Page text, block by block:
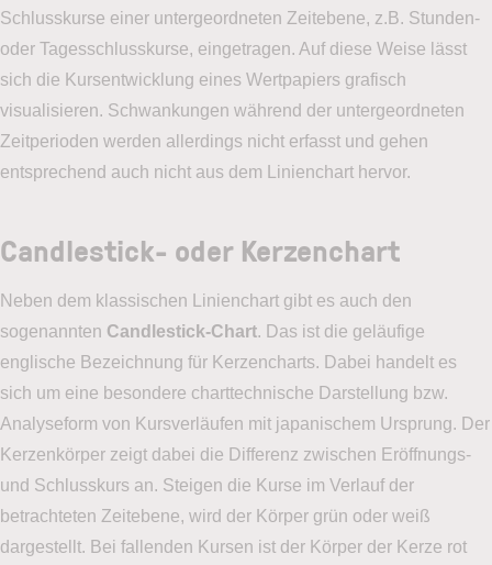
Schlusskurse einer untergeordneten Zeitebene, z.B. Stunden-
oder Tagesschlusskurse, eingetragen. Auf diese Weise lässt
sich die Kursentwicklung eines Wertpapiers grafisch
visualisieren. Schwankungen während der untergeordneten
Zeitperioden werden allerdings nicht erfasst und gehen
entsprechend auch nicht aus dem Linienchart hervor.
Candlestick- oder Kerzenchart
Neben dem klassischen Linienchart gibt es auch den
sogenannten Candlestick-Chart. Das ist die geläufige
englische Bezeichnung für Kerzencharts. Dabei handelt es
sich um eine besondere charttechnische Darstellung bzw.
Analyseform von Kursverläufen mit japanischem Ursprung. Der
Kerzenkörper zeigt dabei die Differenz zwischen Eröffnungs-
und Schlusskurs an. Steigen die Kurse im Verlauf der
betrachteten Zeitebene, wird der Körper grün oder weiß
dargestellt. Bei fallenden Kursen ist der Körper der Kerze rot